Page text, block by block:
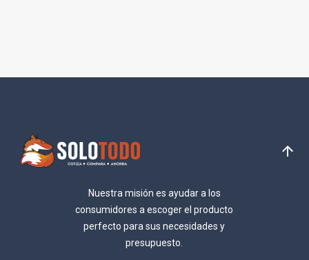
Nuestra misión es ayudar a los
consumidores a escoger el producto
perfecto para sus necesidades y
presupuesto.